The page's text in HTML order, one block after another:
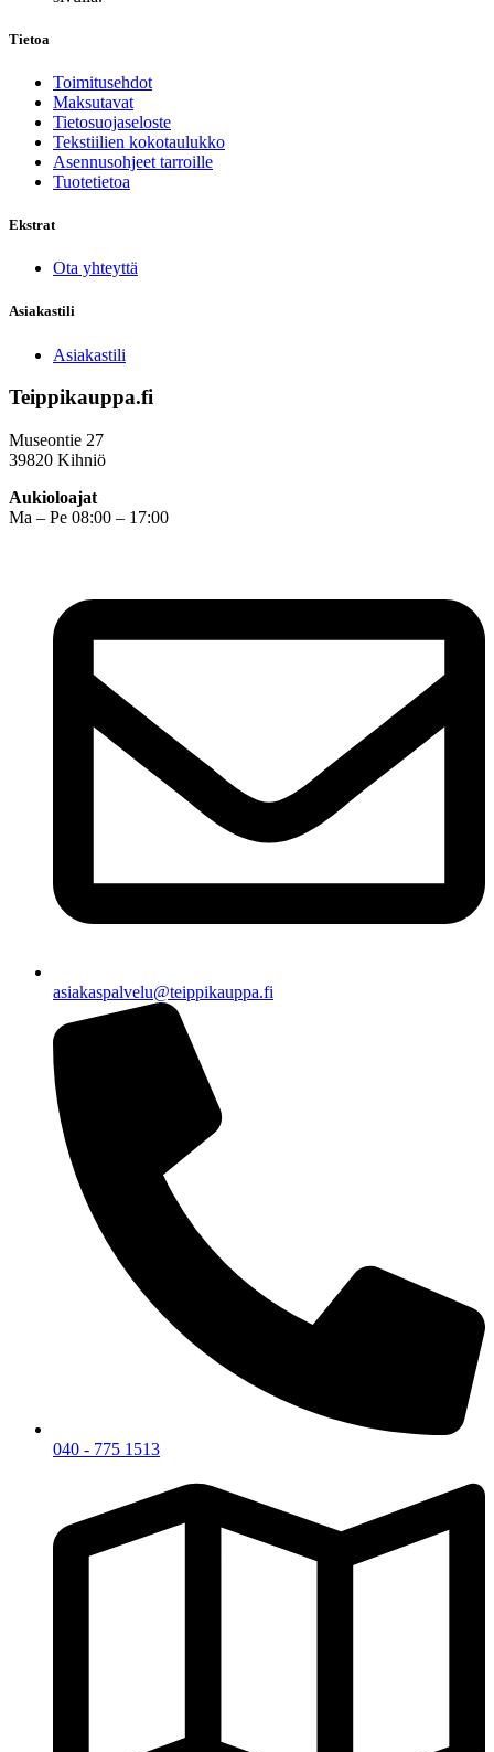
Tietoa
Toimitusehdot
Maksutavat
Tietosuojaseloste
Tekstiilien kokotaulukko
Asennusohjeet tarroille
Tuotetietoa
Ekstrat
Ota yhteyttä
Asiakastili
Asiakastili
Teippikauppa.fi
Museontie 27
39820 Kihniö
Aukioloajat
Ma – Pe 08:00 – 17:00
asiakaspalvelu@teippikauppa.fi
040 - 775 1513